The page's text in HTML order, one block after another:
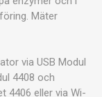
Mäter
via USB Modul
4408 och
4406 eller via Wi-